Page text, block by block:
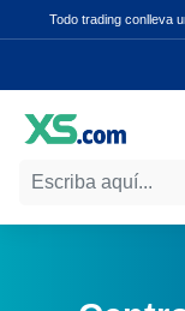
Todo trading conlleva